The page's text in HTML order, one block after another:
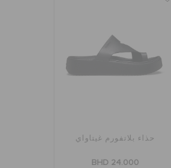
حذاء بلاتفورم غيتاواي
BHD 24.000